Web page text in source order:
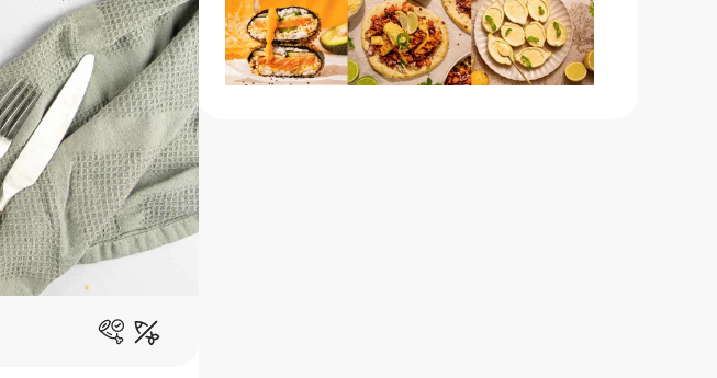
Midden-Oosters
Kooktips & blogs
Leer koken als een chef
Kooktips & blogs